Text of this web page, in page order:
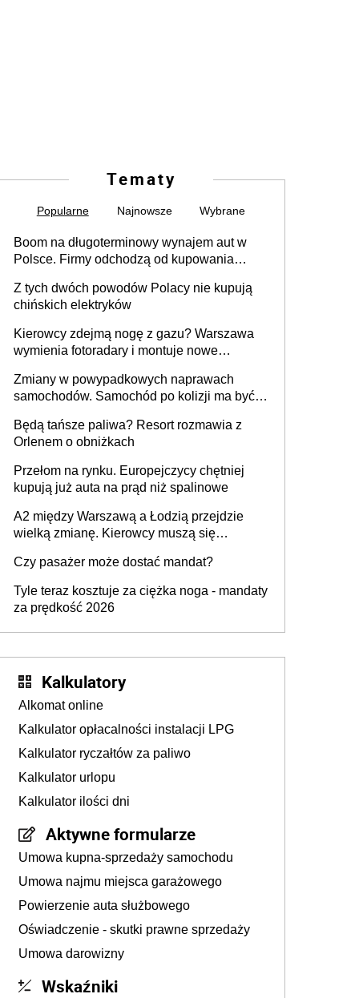
Tematy
Popularne Najnowsze Wybrane
Boom na długoterminowy wynajem aut w
Polsce. Firmy odchodzą od kupowania
Z tych dwóch powodów Polacy nie kupują
chińskich elektryków
Kierowcy zdejmą nogę z gazu? Warszawa
wymienia fotoradary i montuje nowe
Zmiany w powypadkowych naprawach
samochodów. Samochód po kolizji ma być
technologią producenta
Będą tańsze paliwa? Resort rozmawia z
Orlenem o obniżkach
Przełom na rynku. Europejczycy chętniej
kupują już auta na prąd niż spalinowe
A2 między Warszawą a Łodzią przejdzie
wielką zmianę. Kierowcy muszą się
Czy pasażer może dostać mandat?
Tyle teraz kosztuje za ciężka noga - mandaty
za prędkość 2026
Kalkulatory
Alkomat online
Kalkulator opłacalności instalacji LPG
Kalkulator ryczałtów za paliwo
Kalkulator urlopu
Kalkulator ilości dni
Aktywne formularze
Umowa kupna-sprzedaży samochodu
Umowa najmu miejsca garażowego
Powierzenie auta służbowego
Oświadczenie - skutki prawne sprzedaży
Umowa darowizny
Wskaźniki